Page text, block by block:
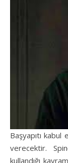
Başyapıtı kabul
verecektir.
kullandığı